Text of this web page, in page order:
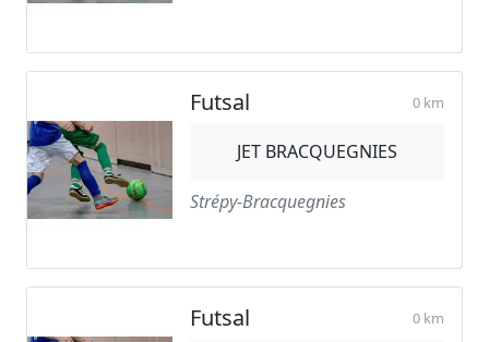
Futsal 0 km
JET BRACQUEGNIES
Strépy-Bracquegnies
Futsal 0 km